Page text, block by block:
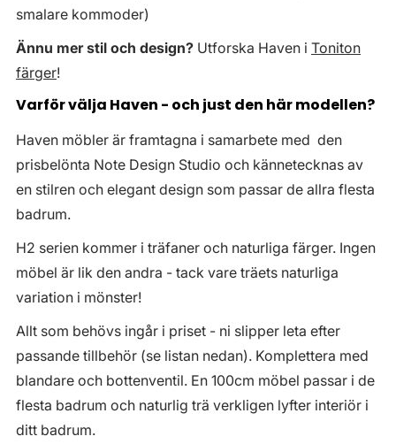
smalare kommoder)
Ännu mer stil och design? Utforska Haven i Toniton
färger!
Varför välja Haven - och just den här modellen?
Haven möbler är framtagna i samarbete med den
prisbelönta Note Design Studio och kännetecknas av
en stilren och elegant design som passar de allra flesta
badrum.
H2 serien kommer i träfaner och naturliga färger. Ingen
möbel är lik den andra - tack vare träets naturliga
variation i mönster!
Allt som behövs ingår i priset - ni slipper leta efter
passande tillbehör (se listan nedan). Komplettera med
blandare och bottenventil. En 100cm möbel passar i de
flesta badrum och naturlig trä verkligen lyfter interiör i
ditt badrum.